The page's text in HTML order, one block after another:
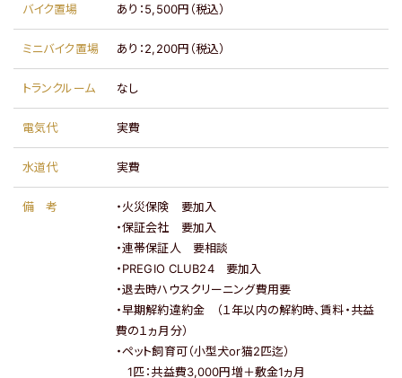
バイク置場 あり：5,500円（税込）
ミニバイク置場 あり：2,200円（税込）
トランクルーム なし
電気代 実費
水道代 実費
備考
・火災保険 要加入
・保証会社 要加入
・連帯保証人 要相談
・PREGIO CLUB24 要加入
・退去時ハウスクリーニング費用要
・早期解約違約金 （１年以内の解約時、賃料・共益
費の１ヵ月分）
・ペット飼育可（小型犬or猫2匹迄）
1匹：共益費3,000円増＋敷金1ヵ月